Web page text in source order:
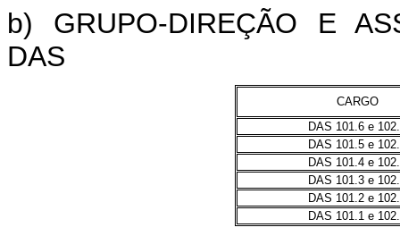
b) GRUPO-DIREÇÃO E
DAS
CARGO
DAS 101.6 e
DAS 101.5 e
DAS 101.4 e
DAS 101.3 e
DAS 101.2 e
DAS 101.1 e